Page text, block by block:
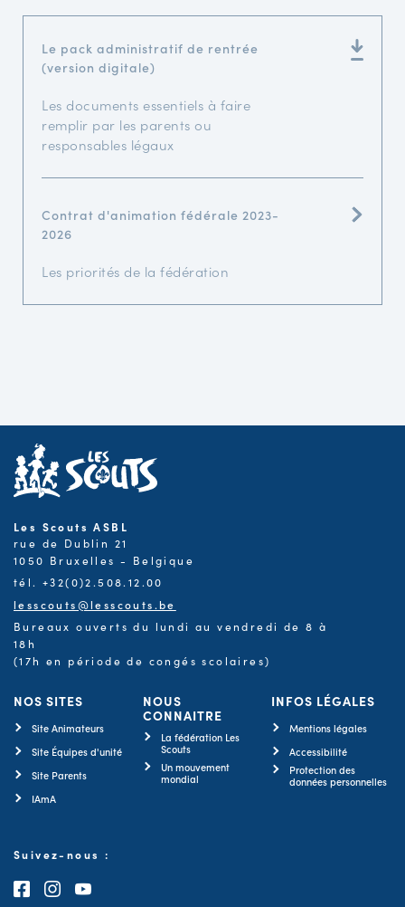
Le pack administratif de rentrée
(version digitale)
Les documents essentiels à faire
remplir par les parents ou
responsables légaux
Contrat d'animation fédérale 2023-
2026
Les priorités de la fédération
Les Scouts ASBL
rue de Dublin 21
1050 Bruxelles - Belgique
tél. +32(0)2.508.12.00
lesscouts@lesscouts.be
Bureaux ouverts du lundi au vendredi de 8 à
18h
(17h en période de congés scolaires)
NOS SITES
Site Animateurs
Site Équipes d'unité
Site Parents
IAmA
NOUS
CONNAITRE
La fédération Les
Scouts
Un mouvement
mondial
INFOS LÉGALES
Mentions légales
Accessibilité
Protection des
données personnelles
Suivez-nous :
Consultez notre page Facebook
Consultez notre page Instagram
Consultez notre chaîne Youtube